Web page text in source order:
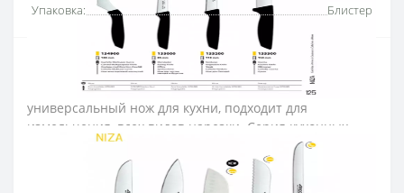
Упаковка:
Блистер
Нож кухонный 130 мм серии «Ницца» Аркос з
серрейторным краем –многофункциональный и
универсальный нож для кухни, подходит для
измельчения, всех видов нарезки. Серия кухонных
ножей Аркос «Ницца» легкая и удобная для
ежедневного использования на профессиональных и
домашних кухнях.